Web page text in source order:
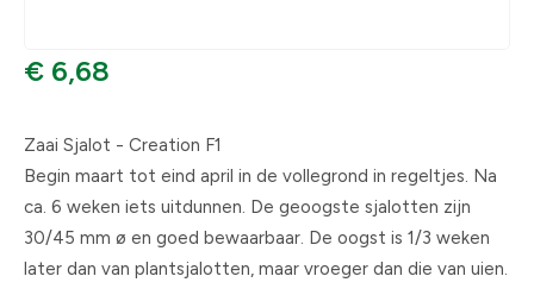
€ 6,68
Zaai Sjalot - Creation F1
Begin maart tot eind april in de vollegrond in regeltjes. Na
ca. 6 weken iets uitdunnen. De geoogste sjalotten zijn
30/45 mm ø en goed bewaarbaar. De oogst is 1/3 weken
later dan van plantsjalotten, maar vroeger dan die van uien.